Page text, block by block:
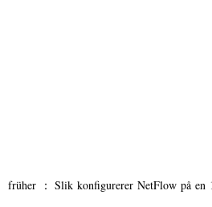
früher ： Slik konfigurerer NetFlow på en